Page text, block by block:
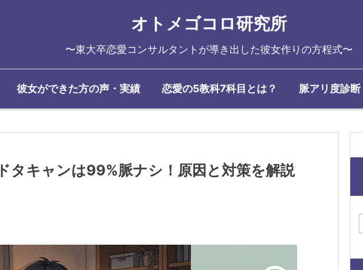
オトメゴコロ研究所
〜東大卒恋愛コンサルタントが導き出した彼女作りの方程式〜
彼女ができた方の声・実績 恋愛の5教科7科目とは？ 脈アリ度診断
タキャンは99%脈ナシ！原因と対策を解説